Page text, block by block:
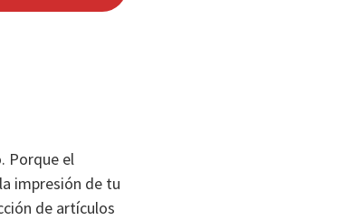
Porque el
impresión de tu
de artículos